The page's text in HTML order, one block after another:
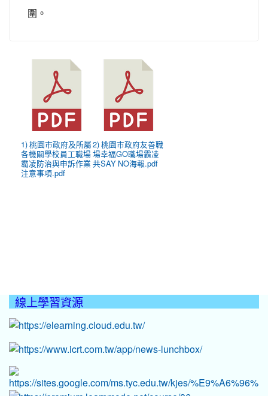
圍。
1) 桃園市政府及所屬
各機關學校員工職場
霸凌防治與申訴作業
注意事項.pdf
2) 桃園市政府友善職
場幸福GO職場霸凌
共SAY NO海報.pdf
線上學習資源